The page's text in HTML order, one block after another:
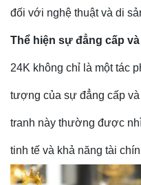
đối với nghệ thuật và di
Thể hiện sự đẳng cấp
24K không chỉ là một tác
tượng của sự đẳng cấp
tranh này thường được
tinh tế và khả năng tài